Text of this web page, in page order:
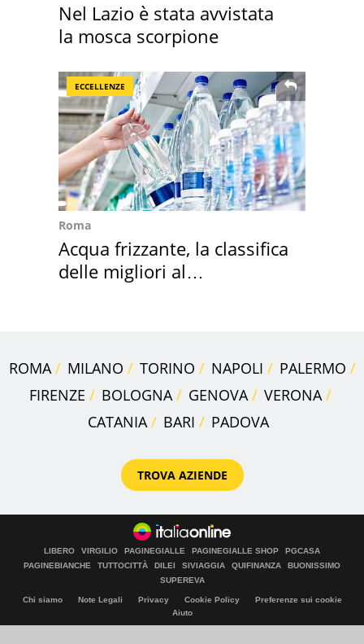
Nel Lazio è stata avvistata
la mosca scorpione
ECCELLENZE
Roma
Acqua frizzante, la classifica
delle migliori al
ROMA MILANO TORINO NAPOLI
PALERMO
FIRENZE
BOLOGNA GENOVA
VERONA
CATANIA
BARI PADOVA
TROVA AZIENDE
LIBERO VIRGILIO PAGINEGIALLE PAGINEGIALLE SHOP
PGCASA
PAGINEBIANCHE
TUTTOCITTÀ DILEI SIVIAGGIA QUIFINANZA
BUONISSIMO
SUPEREVA
Chi siamo Note Legali Privacy Cookie Policy
Preferenze sui cookie
Aiuto